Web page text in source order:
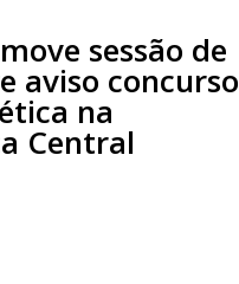
sessão de
aviso concurso
na
Central